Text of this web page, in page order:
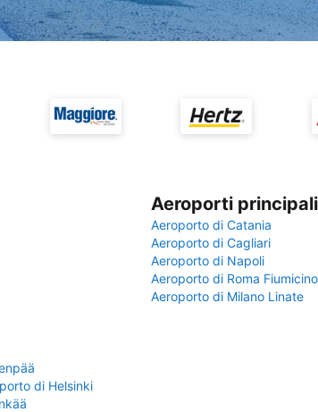
Aeroporti
Aeroporto di Catania
Aeroporto di Cagliari
Aeroporto di Napoli
Aeroporto di Roma Fiumicino
Aeroporto di Milano Linate
di Helsinki